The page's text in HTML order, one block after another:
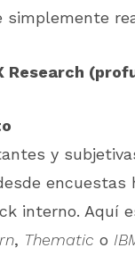
Research
y
interno. Aquí
, Thematic o